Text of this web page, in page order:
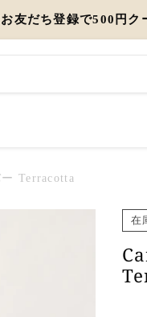
友だち登録で500円ク
ト特集
Terracotta
在